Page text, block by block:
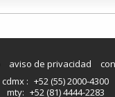
aviso de privacidad
cdmx : +52 (55) 2000-4300
mty: +52 (81) 4444-2283